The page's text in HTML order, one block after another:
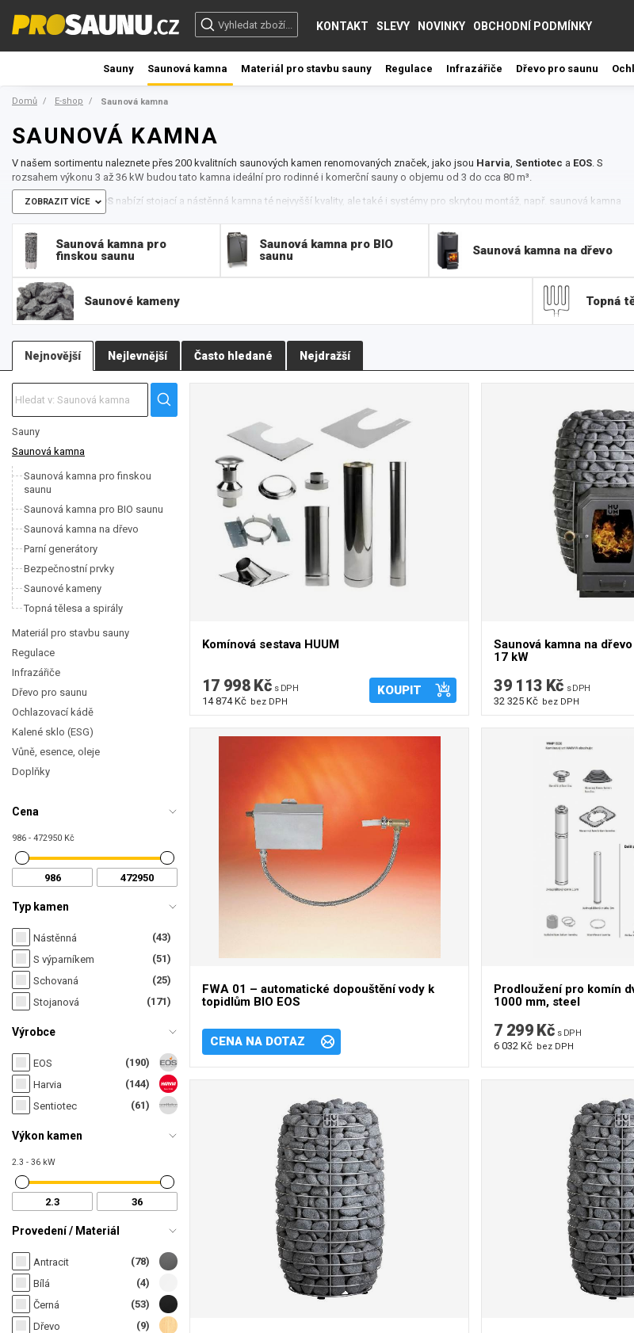
KONTAKT SLEVY NOVINKY OBCHODNÍ PODMÍNKY
Sauny Saunová kamna Materiál pro stavbu sauny Regulace Infrazářiče Dřevo pro saunu
Domů E-shop Saunová kamna
SAUNOVÁ KAMNA
V našem sortimentu naleznete přes 200 kvalitních saunových kamen renomovaných značek, jako jsou Harvia, Sentiotec a EOS. S
rozsahem výkonu 3 až 36 kW budou tato kamna ideální pro rodinné i komerční sauny o objemu od 3 do cca 80 m³.
Saunová kamna EOS nabízí stojací a nástěnná kamna té nejvyšší kvality, ale také i systémy pro skrytou montáž, např. saunová kamna
pod lavící. Všechny modely saunových kamen se vyznačují kompaktním designem a ponechávají dostatek místa pro kabinové lavice.
U většiny kamen EOS dostanete kameny v ceně.
Většina kamen je ve zpracování antracit / nerezová ocel. EOS nabízí i designové speciality, jako je např. Mühlesauna a nebo kamna
Zeus.
Elektrická saunová kamna Harviavydrží každodenní provoz celé roky. Všechna elektrická kamna Harvia reprezentují tu nejvyšší
technickou a dílenskou kvalitu. Jsou nejen ekonomická v provozu, ale přináší do vaší sauny i skvělý design, takže vaše saunování
bude na výši a bez kompromisů. Elektrická kamna Harvia lze umístit kamkoliv, do exteriéru i interiéru. Výhodou je také jednoduchá
obsluha. Stačí pouze nastavit požadovanou teplotu a dobu, po kterou se má sauna vytápět, a o nic jiného se starat nemusíte. Kamna
teplotu regulují automaticky. Nerušené relaxaci tak nebrání vůbec nic. Po skončení saunování stačí kamna jednoduše vypnout a odejít.
Elektrická saunová kamna Sentiotec
jsou moderní kamna (např. Concept R). Jsou určeny opět pro domácí i komerční sauny.
Pro provoz saunových kamen EOS, Harvia nebo Sentiotec máme v nabídce i řídící jednotky (regulace) určené přímo pro vybraná
kamna / výrobce. Takže při koupi kamen nemusíte nic hledat.
K vybraným kamnům lze rovněž dokoupit bezpečnostní ohrádka.
ZOBRAZIT VÍCE
Saunová kamna pro
finskou saunu
Saunová kamna pro BIO
saunu
Saunová kamna na dřevo
Saunové kameny Topná
Nejnovější Nejlevnější Často hledané Nejdražší
Sauny
Saunová kamna
Saunová kamna pro finskou
saunu
Saunová kamna pro BIO saunu
Saunová kamna na dřevo
Parní generátory
Bezpečnostní prvky
Saunové kameny
Topná tělesa a spirály
Materiál pro stavbu sauny
Regulace
Infrazářiče
Dřevo pro saunu
Ochlazovací kádě
Kalené sklo (ESG)
Vůně, esence, oleje
Doplňky
Cena
986 - 472950 Kč
Typ kamen
(43)
Nástěnná
(51)
S výparníkem
(25)
Schovaná
(171)
Stojanová
Výrobce
(190)
EOS
(144)
Harvia
(61)
Sentiotec
Výkon kamen
2.3 - 36 kW
Provedení / Materiál
(78)
Antracit
(4)
Bílá
(53)
Černá
(9)
Dřevo
Komínová sestava HUUM
17 998 Kč s DPH
14 874 Kč bez DPH
KOUPIT
Saunová kamna na
17 kW
39 113 Kč s DPH
32 325 Kč bez DPH
FWA 01 – automatické dopouštění vody k
topidlům BIO EOS
CENA NA DOTAZ
Prodloužení pro komín
1000 mm, steel
7 299 Kč s DPH
6 032 Kč bez DPH